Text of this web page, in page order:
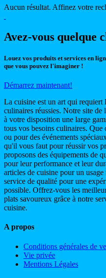
Aucun résultat. Affinez votre
Avez-vous quelque
Louez vos produits et services en
que vous pouvez l'imaginer !
Démarrez maintenant!
La cuisine est un art qui requiert
culinaires réussies. Notre site
à votre disposition une large
tous vos besoins culinaires.
ou pour des événements
qu'il vous faut pour réussir vos
proposons des équipements de
pour leur performance et leur
articles de cuisine pour un
service de qualité pour une
possible. Offrez-vous les
plats savoureux grâce à notre
cuisine.
A propos
Conditions générales de
Vie privée
Mentions Légales